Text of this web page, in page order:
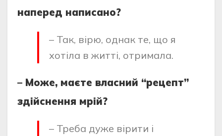
наперед написано?
– Так, вірю, однак те, що я
хотіла в житті, отримала.
– Може, маєте власний “рецепт”
здійснення мрій?
– Треба дуже вірити і